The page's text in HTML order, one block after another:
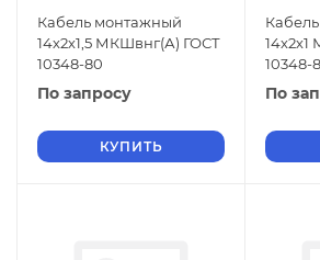
Кабель монтажный
14х2х1,5 МКШвнг(А) ГОСТ
10348-80
По запросу
КУПИТЬ
10348-
По